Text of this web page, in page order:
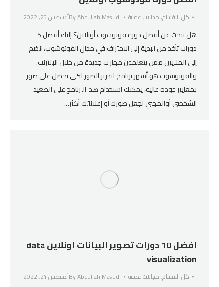
كل الاقسام,مجالات عملية ByAbdullah Masudi أغسطس 25, 2022
هل تبحث عن أفضل دورة فوتوشوب أونلاين؟ إليك أفضل 5
دورات تأخذ من البدية إلى الاحتراف في مجال الفوتوشوب، انضم
إلى الملايين ممن يتعلمون مهارات جديدة من خلال الإنترنت.
والفوتوشوب هو أشهر برنامج لتحرير الصور لكي تحصل على صور
بمعايير جودة عالية، يمكنك استخدام هذا البرنامج على الصعيد
الشخصي أوالمهني لجعل صورك أو إعلاناتك أكثر…
افضل 10 دورات تصوير البيانات اونلاين data
visualization
كل الاقسام,مجالات عملية ByAbdullah Masudi أغسطس 24, 2022